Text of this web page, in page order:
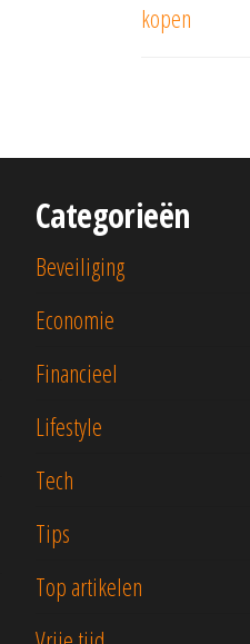
kopen
Categorieën
Beveiliging
Economie
Financieel
Lifestyle
Tech
Tips
Top artikelen